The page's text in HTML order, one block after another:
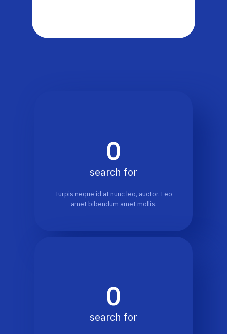
search for
0
Turpis neque id at nunc leo, auctor. Leo
amet bibendum amet mollis.
search for
0